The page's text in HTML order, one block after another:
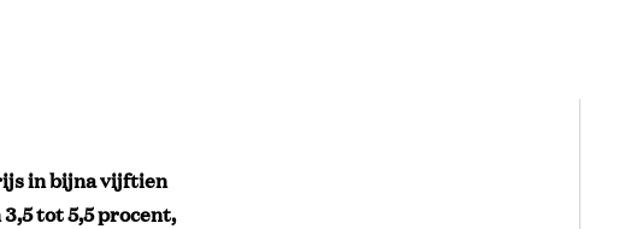
in bijna vijftien
tot 5,5 procent,